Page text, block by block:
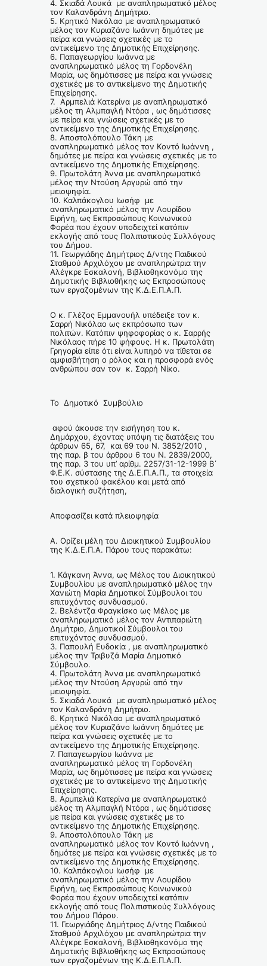
4. Σκιαδά Λουκά με αναπληρωματικό μέλος
τον Καλανδράνη Δημήτριο.
5. Κρητικό Νικόλαο με αναπληρωματικό
μέλος τον Κυριαζάνο Ιωάννη δημότες με
πείρα και γνώσεις σχετικές με το
αντικείμενο της Δημοτικής Επιχείρησης.
6. Παπαγεωργίου Ιωάννα με
αναπληρωματικό μέλος τη Γορδονέλη
Μαρία, ως δημότισσες με πείρα και γνώσεις
σχετικές με το αντικείμενο της Δημοτικής
Επιχείρησης.
7. Αρμπελιά Κατερίνα με αναπληρωματικό
μέλος τη Αλμπαγλή Ντόρα , ως δημότισσες
με πείρα και γνώσεις σχετικές με το
αντικείμενο της Δημοτικής Επιχείρησης.
8. Αποστολόπουλο Τάκη με
αναπληρωματικό μέλος τον Κοντό Ιωάννη ,
δημότες με πείρα και γνώσεις σχετικές με το
αντικείμενο της Δημοτικής Επιχείρησης.
9. Πρωτολάτη Άννα με αναπληρωματικό
μέλος την Ντούση Αργυρώ από την
μειοψηφία.
10. Καλπάκογλου Ιωσήφ με
αναπληρωματικό μέλος την Λουρίδου
Ειρήνη, ως Εκπροσώπους Κοινωνικού
Φορέα που έχουν υποδειχτεί κατόπιν
εκλογής από τους Πολιτιστικούς Συλλόγους
του Δήμου.
11. Γεωργιάδης Δημήτριος Δ/ντης Παιδικού
Σταθμού Αρχιλόχου με αναπληρώτρια την
Αλέγκρε Εσκαλονή, Βιβλιοθηκονόμο της
Δημοτικής Βιβλιοθήκης ως Εκπροσώπους
των εργαζομένων της Κ.Δ.Ε.Π.Α.Π.
Ο κ. Γλέζος Εμμανουήλ υπέδειξε τον κ.
Σαρρή Νικόλαο ως εκπρόσωπο των
πολιτών. Κατόπιν ψηφοφορίας ο κ. Σαρρής
Νικόλαος πήρε 10 ψήφους. Η κ. Πρωτολάτη
Γρηγορία είπε ότι είναι λυπηρό να τίθεται σε
αμφισβήτηση ο ρόλος και η προσφορά ενός
ανθρώπου σαν τον κ. Σαρρή Νίκο.
Το Δημοτικό Συμβούλιο
αφού άκουσε την εισήγηση του κ.
Δημάρχου, έχοντας υπόψη τις διατάξεις του
άρθρων 65, 67, και 69 του Ν. 3852/2010 ,
της παρ. β του άρθρου 6 του Ν. 2839/2000,
της παρ. 3 του υπ’ αρίθμ. 2257/31-12-1999 Β΄
Φ.Ε.Κ. σύστασης της Δ.Ε.Π.Α.Π., τα στοιχεία
του σχετικού φακέλου και μετά από
διαλογική συζήτηση,
Αποφασίζει κατά πλειοψηφία
Α. Ορίζει μέλη του Διοικητικού Συμβουλίου
της Κ.Δ.Ε.Π.Α. Πάρου τους παρακάτω:
1. Κάγκανη Άννα, ως Μέλος του Διοικητικού
Συμβουλίου με αναπληρωματικό μέλος την
Χανιώτη Μαρία Δημοτικοί Σύμβουλοι του
επιτυχόντος συνδυασμού.
2. Βελέντζα Φραγκίσκο ως Μέλος με
αναπληρωματικό μέλος τον Αντιπαριώτη
Δημήτριο, Δημοτικοί Σύμβουλοι του
επιτυχόντος συνδυασμού.
3. Παπουλή Ευδοκία , με αναπληρωματικό
μέλος την Τριβυζά Μαρία Δημοτικό
Σύμβουλο.
4. Πρωτολάτη Άννα με αναπληρωματικό
μέλος την Ντούση Αργυρώ από την
μειοψηφία.
5. Σκιαδά Λουκά με αναπληρωματικό μέλος
τον Καλανδράνη Δημήτριο.
6. Κρητικό Νικόλαο με αναπληρωματικό
μέλος τον Κυριαζάνο Ιωάννη δημότες με
πείρα και γνώσεις σχετικές με το
αντικείμενο της Δημοτικής Επιχείρησης.
7. Παπαγεωργίου Ιωάννα με
αναπληρωματικό μέλος τη Γορδονέλη
Μαρία, ως δημότισσες με πείρα και γνώσεις
σχετικές με το αντικείμενο της Δημοτικής
Επιχείρησης.
8. Αρμπελιά Κατερίνα με αναπληρωματικό
μέλος τη Αλμπαγλή Ντόρα , ως δημότισσες
με πείρα και γνώσεις σχετικές με το
αντικείμενο της Δημοτικής Επιχείρησης.
9. Αποστολόπουλο Τάκη με
αναπληρωματικό μέλος τον Κοντό Ιωάννη ,
δημότες με πείρα και γνώσεις σχετικές με το
αντικείμενο της Δημοτικής Επιχείρησης.
10. Καλπάκογλου Ιωσήφ με
αναπληρωματικό μέλος την Λουρίδου
Ειρήνη, ως Εκπροσώπους Κοινωνικού
Φορέα που έχουν υποδειχτεί κατόπιν
εκλογής από τους Πολιτιστικούς Συλλόγους
του Δήμου Πάρου.
11. Γεωργιάδης Δημήτριος Δ/ντης Παιδικού
Σταθμού Αρχιλόχου με αναπληρώτρια την
Αλέγκρε Εσκαλονή, Βιβλιοθηκονόμο της
Δημοτικής Βιβλιοθήκης ως Εκπροσώπους
των εργαζομένων της Κ.Δ.Ε.Π.Α.Π.